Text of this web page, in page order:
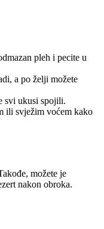
pleh i pecite u
a po želji možete
svi ukusi spojili.
ili svježim voćem kako
možete je
nakon obroka.